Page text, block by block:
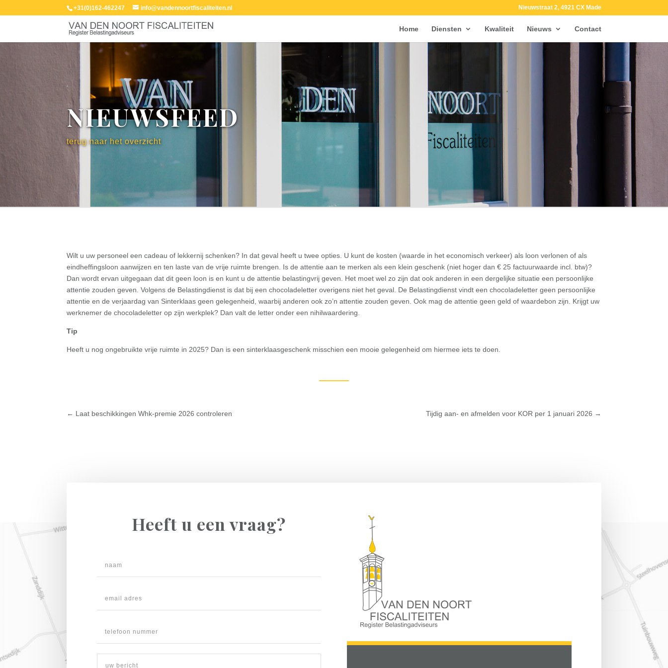
+31(0)162-462247 info@vandennoortfiscaliteiten.nl Nieuwstraat 2, 4921 CX Made
Home Diensten Kwaliteit Nieuws Contact
NIEUWSFEED
terug naar het overzicht
Wilt u uw personeel een cadeau of lekkernij schenken? In dat geval heeft u twee opties. U kunt de kosten (waarde in het economisch verkeer) als loon verlonen of als
eindheffingsloon aanwijzen en ten laste van de vrije ruimte brengen. Is de attentie aan te merken als een klein geschenk (niet hoger dan € 25 factuurwaarde incl. btw)?
Dan wordt ervan uitgegaan dat dit geen loon is en kunt u de attentie belastingvrij geven. Het moet wel zo zijn dat ook anderen in een dergelijke situatie een persoonlijke
attentie zouden geven. Volgens de Belastingdienst is dat bij een chocoladeletter overigens niet het geval. De Belastingdienst vindt een chocoladeletter geen persoonlijke
attentie en de verjaardag van Sinterklaas geen gelegenheid, waarbij anderen ook zo’n attentie zouden geven. Ook mag de attentie geen geld of waardebon zijn. Krijgt uw
werknemer de chocoladeletter op zijn werkplek? Dan valt de letter onder een nihilwaardering.
Tip
Heeft u nog ongebruikte vrije ruimte in 2025? Dan is een sinterklaasgeschenk misschien een mooie gelegenheid om hiermee iets te doen.
← Laat beschikkingen Whk-premie 2026 controleren Tijdig aan- en afmelden voor KOR per 1 januari 2026 →
Heeft u een vraag?